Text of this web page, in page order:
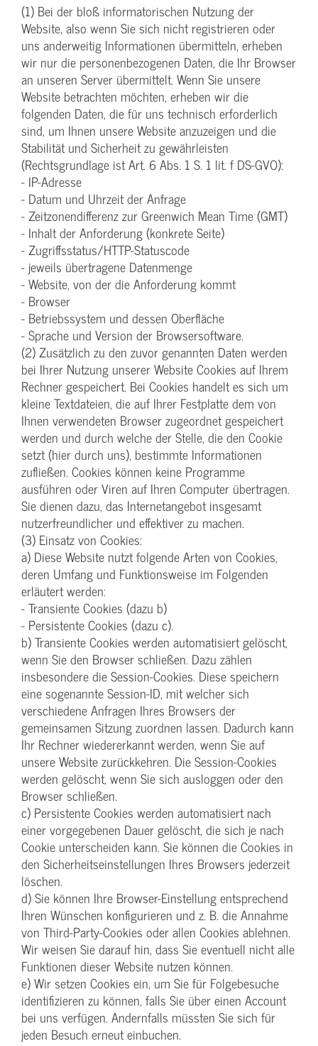
(1) Bei der bloß informatorischen Nutzung der
Website, also wenn Sie sich nicht registrieren oder
uns anderweitig Informationen übermitteln, erheben
wir nur die personenbezogenen Daten, die Ihr Browser
an unseren Server übermittelt. Wenn Sie unsere
Website betrachten möchten, erheben wir die
folgenden Daten, die für uns technisch erforderlich
sind, um Ihnen unsere Website anzuzeigen und die
Stabilität und Sicherheit zu gewährleisten
(Rechtsgrundlage ist Art. 6 Abs. 1 S. 1 lit. f DS-GVO):
- IP-Adresse
- Datum und Uhrzeit der Anfrage
- Zeitzonendifferenz zur Greenwich Mean Time (GMT)
- Inhalt der Anforderung (konkrete Seite)
- Zugriffsstatus/HTTP-Statuscode
- jeweils übertragene Datenmenge
- Website, von der die Anforderung kommt
- Browser
- Betriebssystem und dessen Oberfläche
- Sprache und Version der Browsersoftware.
(2) Zusätzlich zu den zuvor genannten Daten werden
bei Ihrer Nutzung unserer Website Cookies auf Ihrem
Rechner gespeichert. Bei Cookies handelt es sich um
kleine Textdateien, die auf Ihrer Festplatte dem von
Ihnen verwendeten Browser zugeordnet gespeichert
werden und durch welche der Stelle, die den Cookie
setzt (hier durch uns), bestimmte Informationen
zufließen. Cookies können keine Programme
ausführen oder Viren auf Ihren Computer übertragen.
Sie dienen dazu, das Internetangebot insgesamt
nutzerfreundlicher und effektiver zu machen.
(3) Einsatz von Cookies:
a) Diese Website nutzt folgende Arten von Cookies,
deren Umfang und Funktionsweise im Folgenden
erläutert werden:
- Transiente Cookies (dazu b)
- Persistente Cookies (dazu c).
b) Transiente Cookies werden automatisiert gelöscht,
wenn Sie den Browser schließen. Dazu zählen
insbesondere die Session-Cookies. Diese speichern
eine sogenannte Session-ID, mit welcher sich
verschiedene Anfragen Ihres Browsers der
gemeinsamen Sitzung zuordnen lassen. Dadurch kann
Ihr Rechner wiedererkannt werden, wenn Sie auf
unsere Website zurückkehren. Die Session-Cookies
werden gelöscht, wenn Sie sich ausloggen oder den
Browser schließen.
c) Persistente Cookies werden automatisiert nach
einer vorgegebenen Dauer gelöscht, die sich je nach
Cookie unterscheiden kann. Sie können die Cookies in
den Sicherheitseinstellungen Ihres Browsers jederzeit
löschen.
d) Sie können Ihre Browser-Einstellung entsprechend
Ihren Wünschen konfigurieren und z. B. die Annahme
von Third-Party-Cookies oder allen Cookies ablehnen.
Wir weisen Sie darauf hin, dass Sie eventuell nicht alle
Funktionen dieser Website nutzen können.
e) Wir setzen Cookies ein, um Sie für Folgebesuche
identifizieren zu können, falls Sie über einen Account
bei uns verfügen. Andernfalls müssten Sie sich für
jeden Besuch erneut einbuchen.